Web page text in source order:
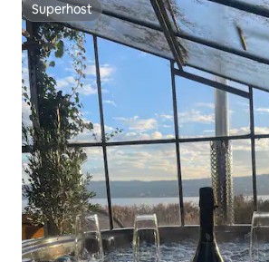
Superhost
Superhost